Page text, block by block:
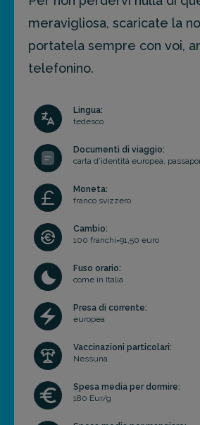
meravigliosa, scaricate la
portatela sempre con voi,
telefonino.
Lingua:
tedesco
Documenti di viaggio:
carta d’identità europea,
Moneta:
franco svizzero
Cambio:
100 franchi=91,50 euro
Fuso orario:
come in Italia
Presa di corrente:
europea
Vaccinazioni particolari:
Nessuna
Spesa media per dormire:
180 Eur/g